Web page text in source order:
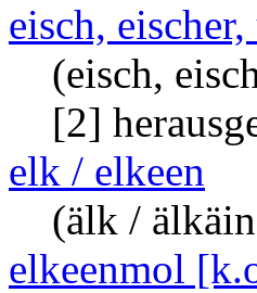
eisch,
(eisch,
[2]
elk / elkeen
(älk /
elkeenmol